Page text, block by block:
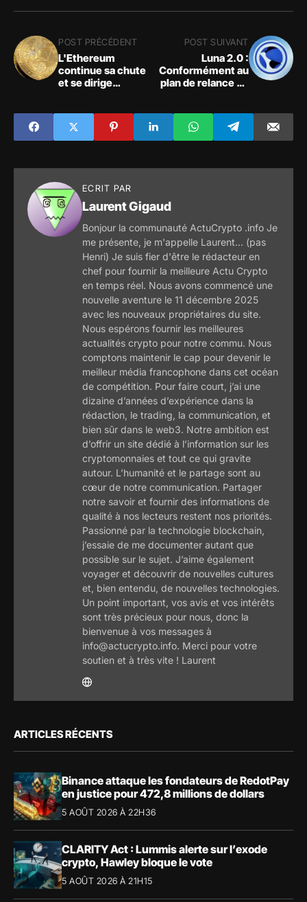
POST PRÉCÉDENT
L'Ethereum
continue sa chute
et se dirige
entraînerait une
nouvelle baisse de
19% de l'ETH
POST SUIVANT
Luna 2.0 :
Conformément au
plan de relance du
prochaine
génération de la
blockchain Terra a
vendredi
ECRIT PAR
Laurent Gigaud
Bonjour la communauté ActuCrypto .info Je
me présente, je m'appelle Laurent... (pas
Henri) Je suis fier d'être le rédacteur en
chef pour fournir la meilleure Actu Crypto
en temps réel. Nous avons commencé une
nouvelle aventure le 11 décembre 2025
avec les nouveaux propriétaires du site.
Nous espérons fournir les meilleures
actualités crypto pour notre commu. Nous
comptons maintenir le cap pour devenir le
meilleur média francophone dans cet océan
de compétition. Pour faire court, j’ai une
dizaine d’années d’expérience dans la
rédaction, le trading, la communication, et
bien sûr dans le web3. Notre ambition est
d’offrir un site dédié à l’information sur les
cryptomonnaies et tout ce qui gravite
autour. L’humanité et le partage sont au
cœur de notre communication. Partager
notre savoir et fournir des informations de
qualité à nos lecteurs restent nos priorités.
Passionné par la technologie blockchain,
j’essaie de me documenter autant que
possible sur le sujet. J’aime également
voyager et découvrir de nouvelles cultures
et, bien entendu, de nouvelles technologies.
Un point important, vos avis et vos intérêts
sont très précieux pour nous, donc la
bienvenue à vos messages à
info@actucrypto.info. Merci pour votre
soutien et à très vite ! Laurent
ARTICLES RÉCENTS
Binance attaque les fondateurs de RedotPay
en justice pour 472,8 millions de dollars
5 AOÛT 2026 À 22H36
CLARITY Act : Lummis alerte sur l’exode
crypto, Hawley bloque le vote
5 AOÛT 2026 À 21H15